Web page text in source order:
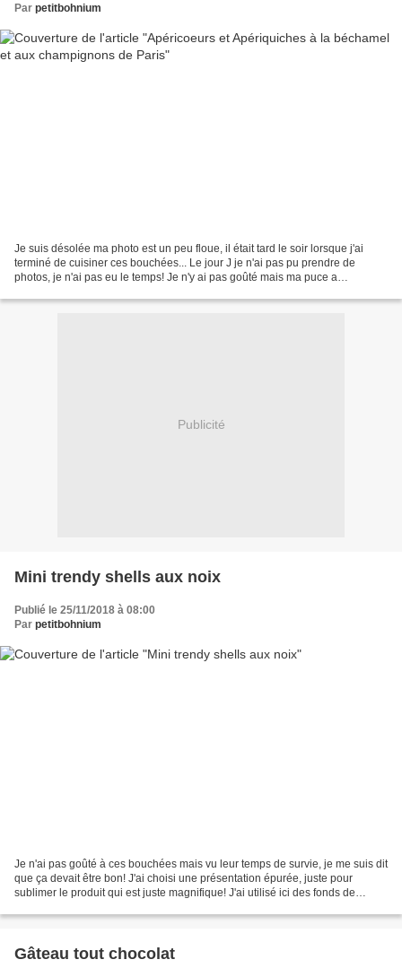
Par petitbohnium
Je suis désolée ma photo est un peu floue, il était tard le soir lorsque j'ai
terminé de cuisiner ces bouchées... Le jour J je n'ai pas pu prendre de
photos, je n'ai pas eu le temps! Je n'y ai pas goûté mais ma puce a
Publicité
Mini trendy shells aux noix
Publié le 25/11/2018 à 08:00
Par petitbohnium
Je n'ai pas goûté à ces bouchées mais vu leur temps de survie, je me suis dit
que ça devait être bon! J'ai choisi une présentation épurée, juste pour
sublimer le produit qui est juste magnifique! J'ai utilisé ici des fonds de
Gâteau tout chocolat